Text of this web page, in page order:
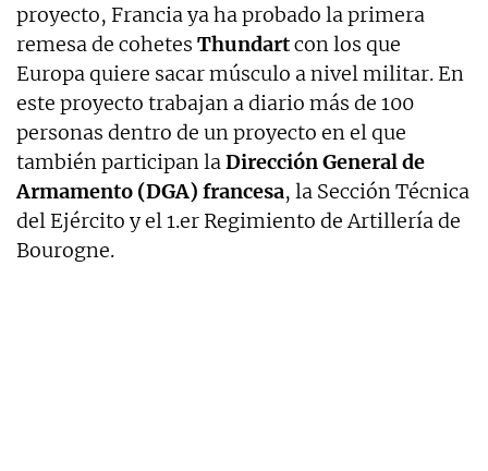
proyecto, Francia ya ha probado la primera
remesa de cohetes Thundartcon los que
Europa quiere sacar músculo a nivel militar. En
este proyecto trabajan a diario más de 100
personas dentro de un proyecto en el que
también participan laDirección General de
Armamento (DGA) francesa, la Sección Técnica
del Ejército y el 1.er Regimiento de Artillería de
Bourogne.